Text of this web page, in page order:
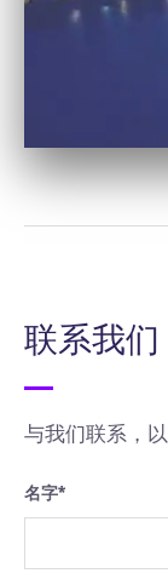
联系我们
与我们联系，
名字*